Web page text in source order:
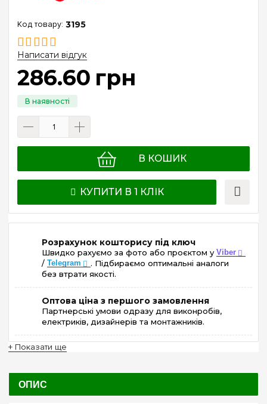
3195
Написати відгук
286.60 грн
В КОШИК
КУПИТИ В 1 КЛІК
Розрахунок кошторису під ключ
Швидко рахуємо за фото або проєктом у Viber
/ Telegram
. Підбираємо оптимальні аналоги
без втрати якості.
Оптова ціна з першого замовлення
Партнерські умови одразу для виконробів,
електриків, дизайнерів та монтажників.
+ Показати ще
ОПИС